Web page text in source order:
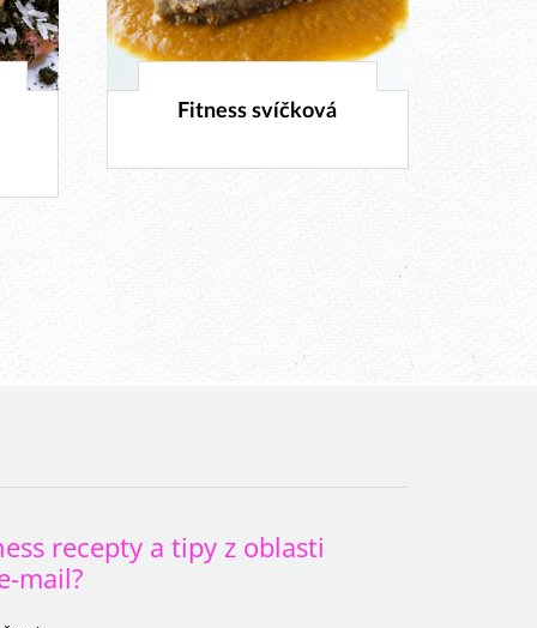
26. 7. 2016
Fitness svíčková
recepty a tipy z oblasti
mail?